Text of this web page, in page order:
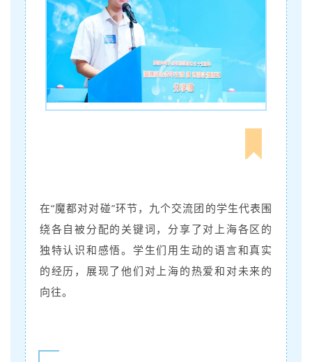
在“魔都对对碰”环节，九个交流团的学生代表围
绕各自被分配的关键词，分享了对上海各区的
独特认识和感悟。学生们用生动的语言和真实
的经历，展现了他们对上海的热爱和对未来的
向往。